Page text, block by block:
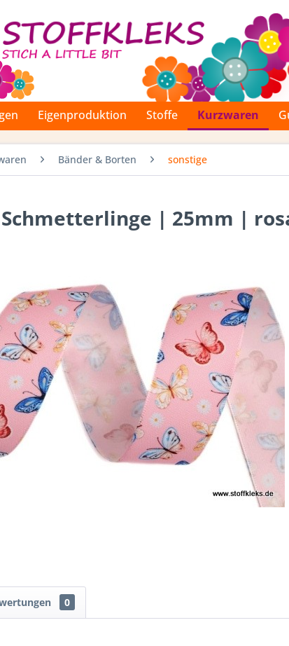
Eigenproduktion Stoffe Kurzwaren
Bänder & Borten sonstige
| 25mm |
0